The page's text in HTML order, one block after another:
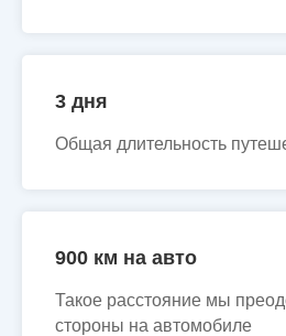
3 дня
Общая длительность
900 км на авто
Такое расстояние мы
стороны на автомобиле